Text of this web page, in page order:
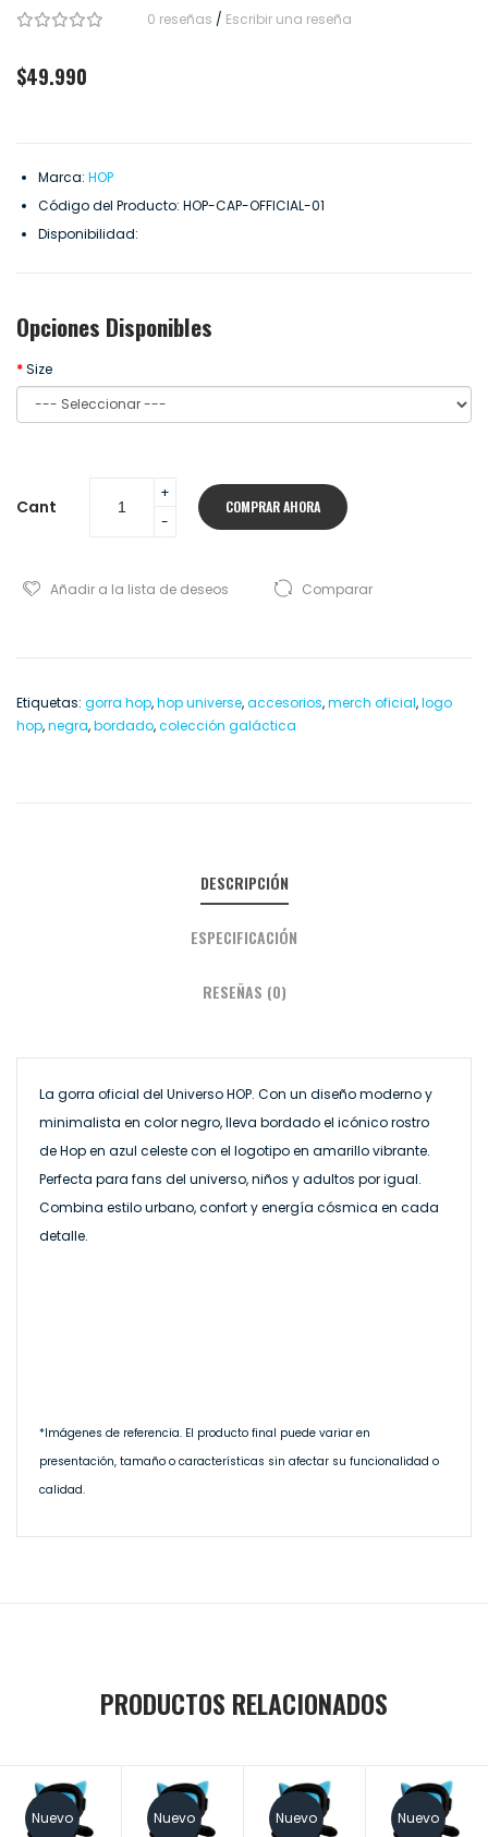
0 reseñas / Escribir una reseña
$49.990
Marca: HOP
Código del Producto: HOP-CAP-OFFICIAL-01
Disponibilidad:
Opciones Disponibles
Size
Cant COMPRAR AHORA
Añadir a la lista de deseos Comparar
Etiquetas: gorra hop,hop universe,accesorios,merch oficial,logo
hop,negra,bordado,colección galáctica
DESCRIPCIÓN
ESPECIFICACIÓN
RESEÑAS (0)
La gorra oficial del Universo HOP. Con un diseño moderno y
minimalista en color negro, lleva bordado el icónico rostro
de Hop en azul celeste con el logotipo en amarillo vibrante.
Perfecta para fans del universo, niños y adultos por igual.
Combina estilo urbano, confort y energía cósmica en cada
detalle.
*Imágenes de referencia. El producto final puede variar en
presentación, tamaño o características sin afectar su funcionalidad o
calidad.
PRODUCTOS RELACIONADOS
Nuevo Nuevo Nuevo Nuevo